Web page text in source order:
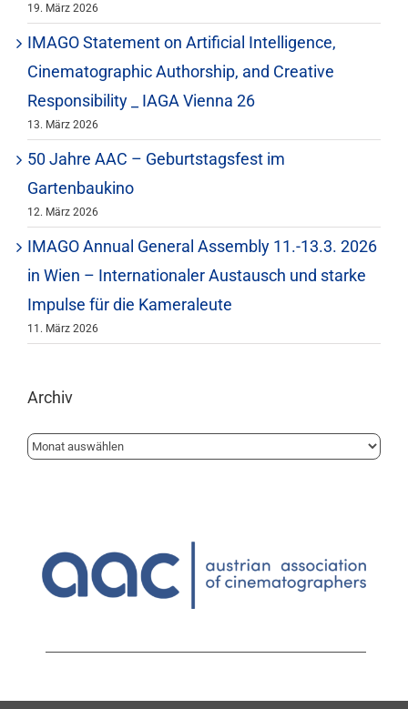
19. März 2026
IMAGO Statement on Artificial Intelligence,
Cinematographic Authorship, and Creative
Responsibility _ IAGA Vienna 26
13. März 2026
50 Jahre AAC – Geburtstagsfest im
Gartenbaukino
12. März 2026
IMAGO Annual General Assembly 11.-13.3. 2026
in Wien – Internationaler Austausch und starke
Impulse für die Kameraleute
11. März 2026
Archiv
Archiv